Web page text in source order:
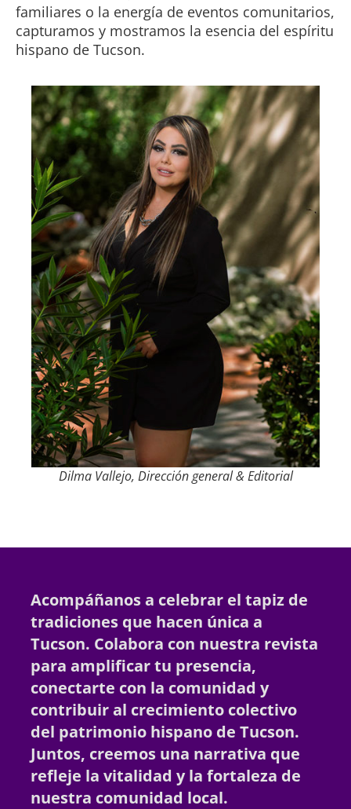
familiares o la energía de eventos comunitarios,
capturamos y mostramos la esencia del espíritu
hispano de Tucson.
Dilma Vallejo, Dirección general & Editorial
Acompáñanos a celebrar el tapiz de
tradiciones que hacen única a
Tucson. Colabora con nuestra revista
para amplificar tu presencia,
conectarte con la comunidad y
contribuir al crecimiento colectivo
del patrimonio hispano de Tucson.
Juntos, creemos una narrativa que
refleje la vitalidad y la fortaleza de
nuestra comunidad local.